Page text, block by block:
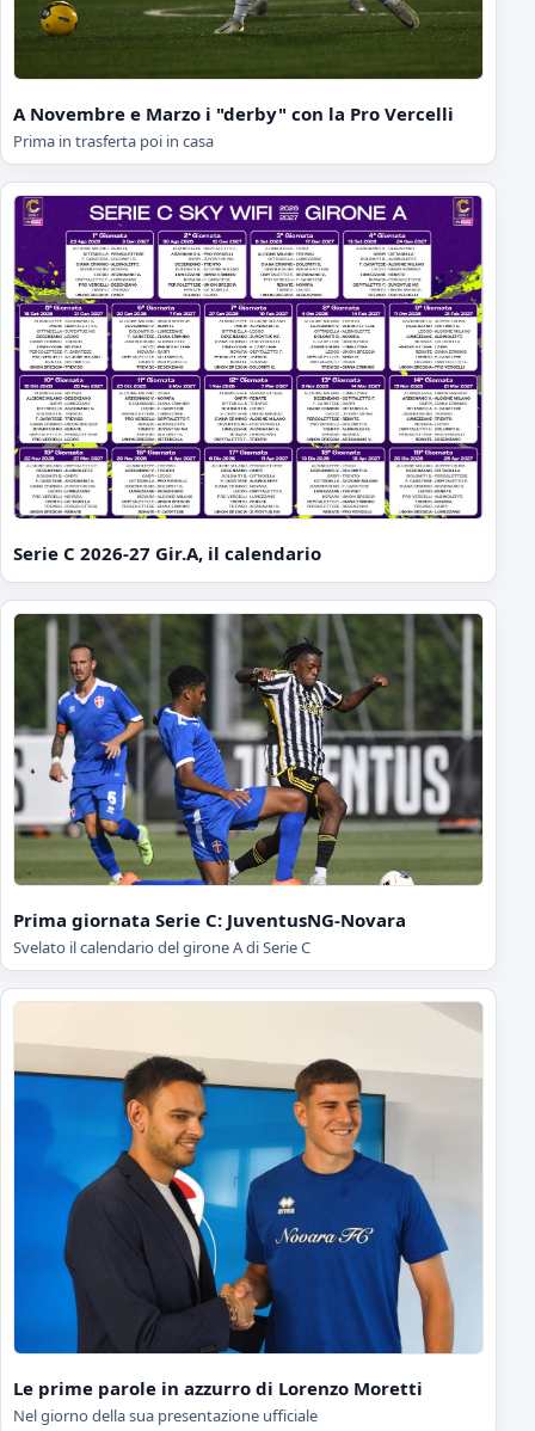
A Novembre e Marzo i "derby" con la Pro Vercelli
Prima in trasferta poi in casa
Serie C 2026-27 Gir.A, il calendario
Prima giornata Serie C: JuventusNG-Novara
Svelato il calendario del girone A di Serie C
Le prime parole in azzurro di Lorenzo Moretti
Nel giorno della sua presentazione ufficiale